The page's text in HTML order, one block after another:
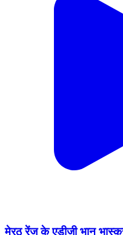
मेरठ रेंज के एडीजी भानु